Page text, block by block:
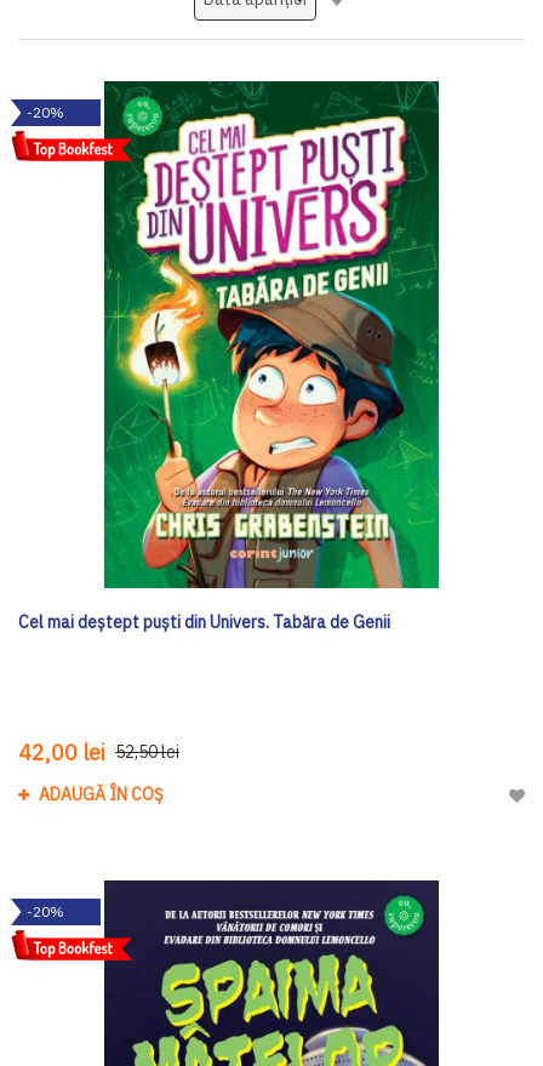
-20%
Cel mai deștept puști din Univers. Tabăra de Genii
42,00 lei 52,50 lei
ADAUGĂ ÎN COȘ
-20%